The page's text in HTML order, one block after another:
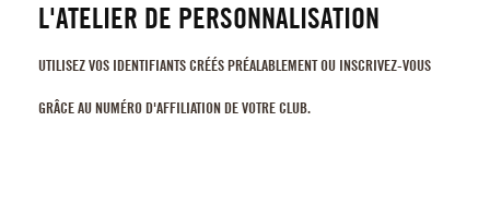
L'ATELIER DE PERSONNALISATION
UTILISEZ VOS IDENTIFIANTS CRÉÉS PRÉALABLEMENT OU INSCRIVEZ-VOUS
GRÂCE AU NUMÉRO D'AFFILIATION DE VOTRE CLUB.